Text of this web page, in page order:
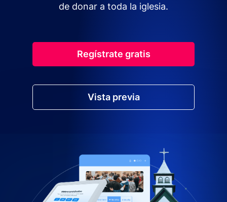
de donar a toda la iglesia.
Regístrate gratis
Vista previa